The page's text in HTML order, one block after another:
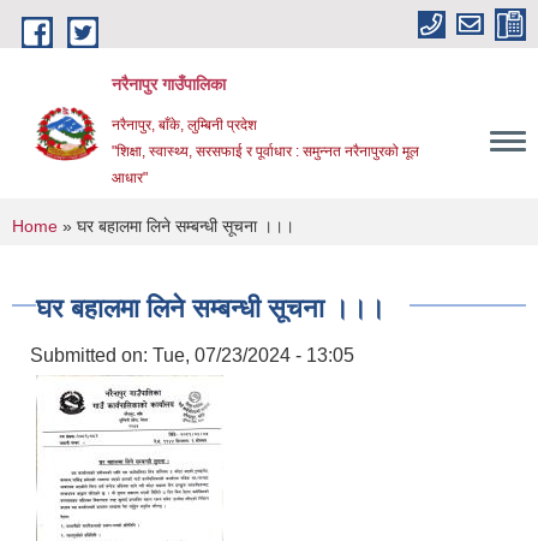
Skip to main content
नरैनापुर गाउँपालिका
नरैनापुर, बाँके, लुम्बिनी प्रदेश
"शिक्षा, स्वास्थ्य, सरसफाई र पूर्वाधार : समुन्नत नरैनापुरको मूल
आधार"
You are here
Home » घर बहालमा लिने सम्बन्धी सूचना ।।।
घर बहालमा लिने सम्बन्धी सूचना ।।।
Submitted on: Tue, 07/23/2024 - 13:05